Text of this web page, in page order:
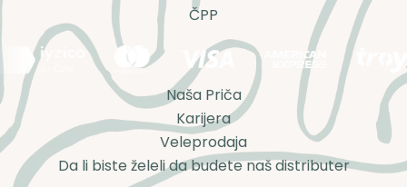
ČPP
Naša Priča
Karijera
Veleprodaja
Da li biste želeli da budete naš distributer